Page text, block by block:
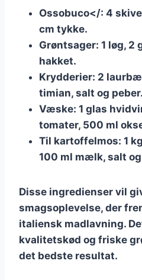
Ossobuco</: 4
cm tykke.
Grøntsager: 1 løg, 2
hakket.
Krydderier: 2
timian, salt og peber.
Væske: 1 glas
tomater, 500 ml
Til kartoffelmos: 1
100 ml mælk, salt
Disse ingredienser vil
smagsoplevelse, der
italiensk madlavning.
kvalitetskød og friske
det bedste resultat.